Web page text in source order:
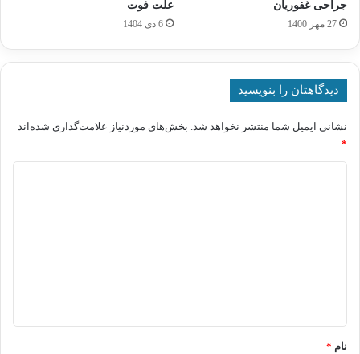
جراحی غفوریان
27 مهر 1400
علت فوت
6 دی 1404
دیدگاهتان را بنویسید
نشانی ایمیل شما منتشر نخواهد شد. بخش‌های موردنیاز علامت‌گذاری شده‌اند
*
نام *